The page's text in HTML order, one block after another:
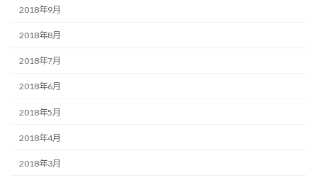
2018年9月
2018年8月
2018年7月
2018年6月
2018年5月
2018年4月
2018年3月